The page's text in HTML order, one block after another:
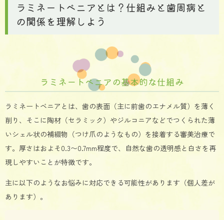
ラミネートベニアとは？仕組みと歯周病と
の関係を理解しよう
ラミネートベニアの基本的な仕組み
ラミネートベニアとは、歯の表面（主に前歯のエナメル質）を薄く
削り、そこに陶材（セラミック）やジルコニアなどでつくられた薄
いシェル状の補綴物（つけ爪のようなもの）を接着する審美治療で
す。厚さはおよそ0.3〜0.7mm程度で、自然な歯の透明感と白さを再
現しやすいことが特徴です。
主に以下のようなお悩みに対応できる可能性があります（個人差が
あります）。